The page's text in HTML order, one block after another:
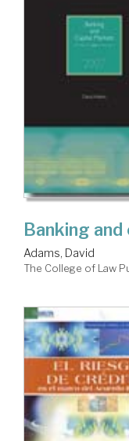
Banking
Adams, David
The College of Law